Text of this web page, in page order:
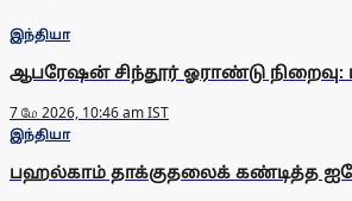
இந்தியா
ஆபரேஷன் சிந்தூர் ஓராண்டு நிறைவு:
7 மே 2026, 10:46 am IST
இந்தியா
பஹல்காம் தாக்குதலைக் கண்டித்த